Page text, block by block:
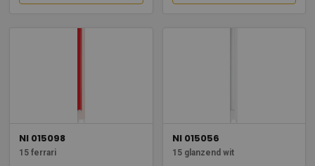
NI 015098
15 ferrari
NI 015056
15 glanzend wit